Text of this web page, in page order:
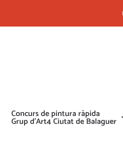
Concurs de pintura ràpida
Grup d’Art4 Ciutat de Balaguer